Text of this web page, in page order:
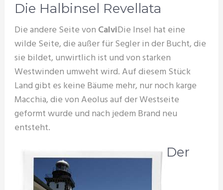
Die Halbinsel Revellata
Die andere Seite von CalviDie Insel hat eine
wilde Seite, die außer für Segler in der Bucht, die
sie bildet, unwirtlich ist und von starken
Westwinden umweht wird. Auf diesem Stück
Land gibt es keine Bäume mehr, nur noch karge
Macchia, die von Aeolus auf der Westseite
geformt wurde und nach jedem Brand neu
entsteht.
Der